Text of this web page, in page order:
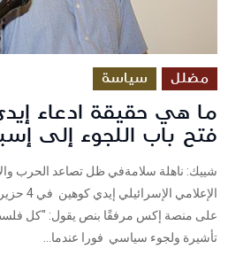
مضلل سياسة
ما هي حقيقة ادعاء
فتح باب اللجوء إلى
شييك: ناهلة سلامةفي ظل تصاعد الحرب
على منصة إكس مرفقًا بنص يقول: "كل
تأشيرة ولجوء سياسي فورا عندما...